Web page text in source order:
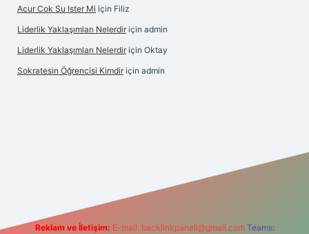
Acur Cok Su Ister Mi için Filiz
Liderlik Yaklaşımları Nelerdir için admin
Liderlik Yaklaşımları Nelerdir için Oktay
Sokratesin Öğrencisi Kimdir için admin
Reklam ve İletişim: E-mail: backlinkpaneli@gmail.com Teams: